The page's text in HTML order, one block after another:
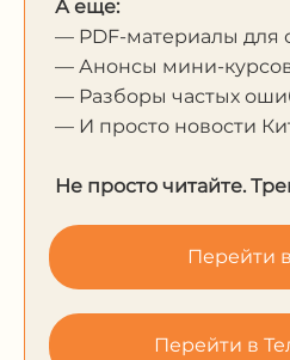
А еще:
— PDF-материалы для
— Анонсы мини-
— Разборы частых
— И просто новости
Не просто читайте.
Перейти
Перейти в